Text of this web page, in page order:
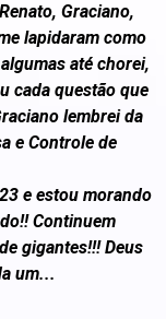
Graciano,
lapidaram como
até chorei,
cada questão que
lembrei da
e Controle de
e estou morando
Continuem
gigantes!!! Deus
um...